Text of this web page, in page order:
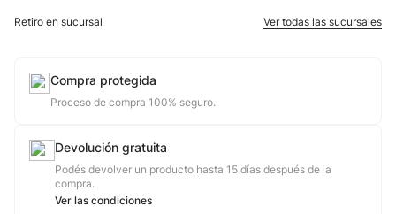
Retiro en sucursal Ver todas las sucursales
Compra protegida
Proceso de compra 100% seguro.
Devolución gratuita
Podés devolver un producto hasta 15 días después de la
compra.
Ver las condiciones